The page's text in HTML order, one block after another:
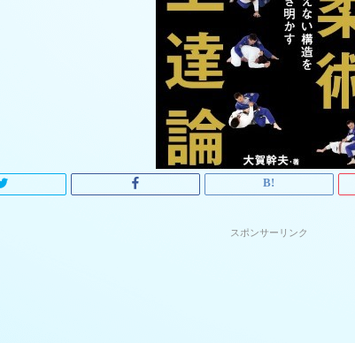
スポンサーリンク